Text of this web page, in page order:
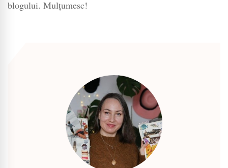
blogului. Mulțumesc!